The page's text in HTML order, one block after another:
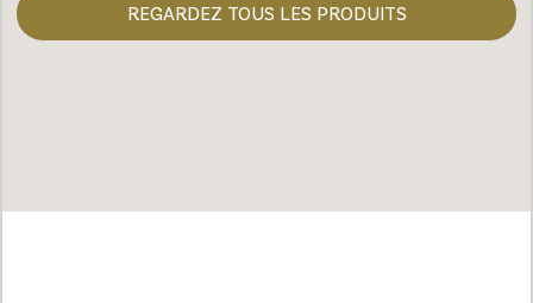
REGARDEZ TOUS LES PRODUITS